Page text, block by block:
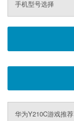
手机型号选择
华为Y210C游戏推荐